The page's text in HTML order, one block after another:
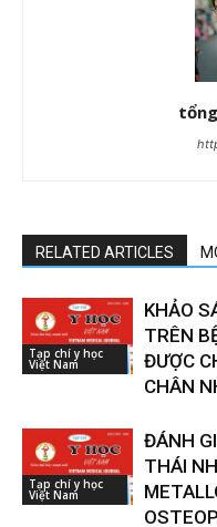
RELATED ARTICLES
Tạp chí y học
Việt Nam
KHẢO
TRÊN
ĐƯỢC
CHÂN
Tạp chí y học
Việt Nam
ĐÁNH
THÁI